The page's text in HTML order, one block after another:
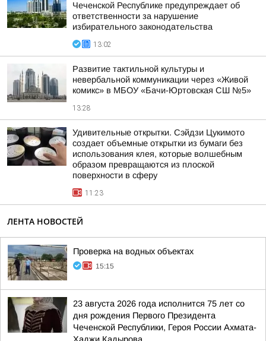
Чеченской Республике предупреждает об
ответственности за нарушение
избирательного законодательства
13:02
Развитие тактильной культуры и
невербальной коммуникации через «Живой
комикс» в МБОУ «Бачи-Юртовская СШ №5»
13:28
Удивительные открытки. Сэйдзи Цукимото
создает объемные открытки из бумаги без
использования клея, которые волшебным
образом превращаются из плоской
поверхности в сферу
11:23
ЛЕНТА НОВОСТЕЙ
Проверка на водных объектах
15:15
23 августа 2026 года исполнится 75 лет со
дня рождения Первого Президента
Чеченской Республики, Героя России Ахмата-